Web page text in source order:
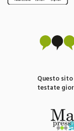
Questo
testate